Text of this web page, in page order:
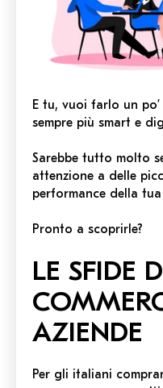
E tu, vuoi farlo un po’
sempre più smart e
Sarebbe tutto molto
attenzione a delle
performance della
Pronto a scoprirle?
LE SFIDE
AZIENDE
Per gli italiani